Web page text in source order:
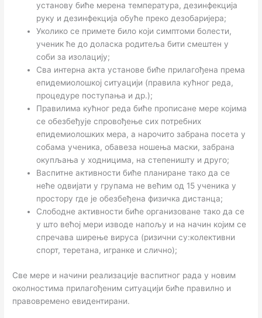
установу биће мерена температура, дезинфекција
руку и дезинфекција обуће преко дезобаријера;
Уколико се примете било који симптоми болести,
ученик ће до доласка родитеља бити смештен у
соби за изолацију;
Сва интерна акта установе биће прилагођена према
епидемиолошкој ситуацији (правила кућног реда,
процедуре поступања и др.);
Правилима кућног реда биће прописане мере којима
се обезбеђује спровођење сих потребних
епидемиолошких мера, а нарочито забрана посета у
собама ученика, обавеза ношења маски, забрана
окупљања у ходницима, на степеништу и друго;
Васпитне активности биће планиране тако да се
неће одвијати у групама не већим од 15 ученика у
простору где је обезбеђена физичка дистанца;
Слободне активности биће организоване тако да се
у што већој мери изводе напољу и на начин којим се
спречава ширење вируса (ризични су:колективни
спорт, теретана, игранке и слично);
Све мере и начини реализације васпитног рада у новим
околностима прилагођеним ситуацији биће правилно и
правовремено евидентирани.